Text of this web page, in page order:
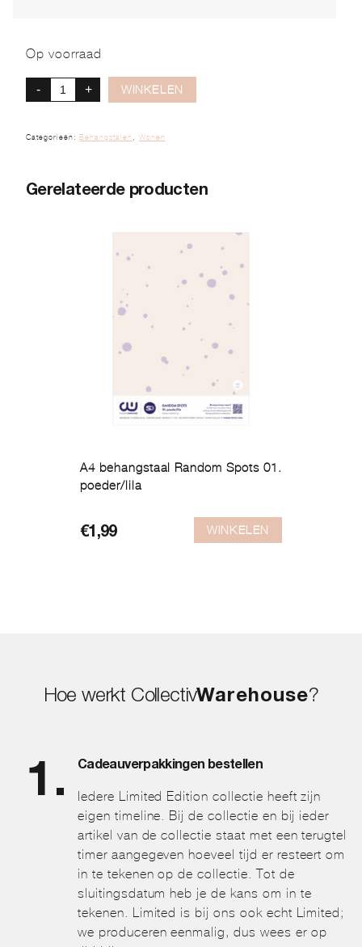
Op voorraad
- + WINKELEN
Categorieën: Behangstalen , Wonen
Gerelateerde producten
A4 behangstaal Random Spots 01.
poeder/lila
€1,99 WINKELEN
Hoe werkt CollectivWarehouse?
Cadeauverpakkingen bestellen
Iedere Limited Edition collectie heeft zijn
eigen timeline. Bij de collectie en bij ieder
artikel van de collectie staat met een terugtel
timer aangegeven hoeveel tijd er resteert om
in te tekenen op de collectie. Tot de
sluitingsdatum heb je de kans om in te
tekenen. Limited is bij ons ook echt Limited;
we produceren eenmalig, dus wees er op